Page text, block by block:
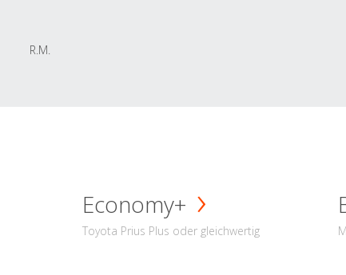
R.M.
Economy+
Toyota Prius Plus oder gleichwertig